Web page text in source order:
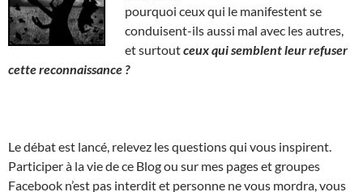
pourquoi ceux qui le manifestent se
conduisent-ils aussi mal avec les autres,
et surtoutceux qui semblent leur refuser
cette reconnaissance ?
Le débat est lancé, relevez les questions qui vous inspirent.
Participer à la vie de ce Blog ou sur mes pages et groupes
Facebook n’est pas interdit et personne ne vous mordra, vous